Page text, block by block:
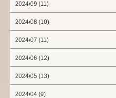
2024/09 (11)
2024/08 (10)
2024/07 (11)
2024/06 (12)
2024/05 (13)
2024/04 (9)